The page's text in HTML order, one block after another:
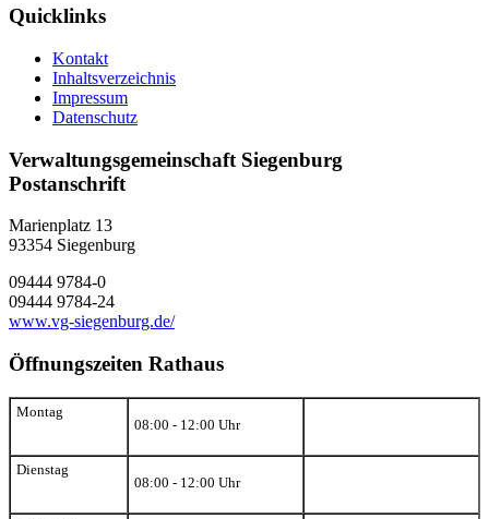
Quicklinks
Kontakt
Inhaltsverzeichnis
Impressum
Datenschutz
Verwaltungsgemeinschaft Siegenburg
Postanschrift
Marienplatz 13
93354 Siegenburg
09444 9784-0
09444 9784-24
www.vg-siegenburg.de/
Öffnungszeiten Rathaus
Montag
08:00 - 12:00 Uhr
Dienstag
08:00 - 12:00 Uhr